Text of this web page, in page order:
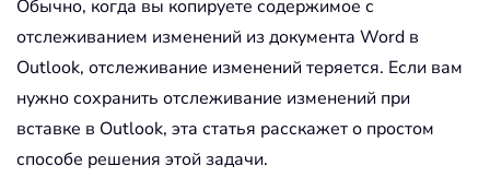
Обычно, когда вы копируете содержимое с
отслеживанием изменений из документа Word в
Outlook, отслеживание изменений теряется. Если вам
нужно сохранить отслеживание изменений при
вставке в Outlook, эта статья расскажет о простом
способе решения этой задачи.